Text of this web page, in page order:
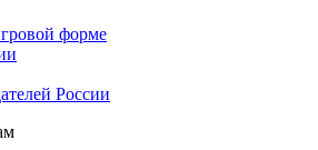
форме
России